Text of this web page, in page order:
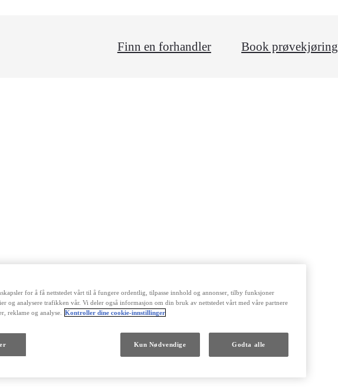
Finn en forhandler Book prøvekjøring
for å få nettstedet vårt til å fungere ordentlig, tilpasse innhold og annonser, tilby funksjoner
og analysere trafikken vår. Vi deler også informasjon om din bruk av nettstedet vårt med våre partnere
reklame og analyse.
Kontroller dine cookie-innstillinger
Kun Nødvendige Godta alle